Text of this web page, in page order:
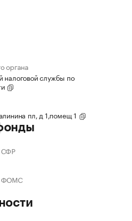
органа
налоговой службы по
пл, д 1,помещ 1
СФР
ФОМС